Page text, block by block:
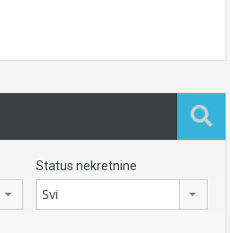
Status nekretnine
Svi